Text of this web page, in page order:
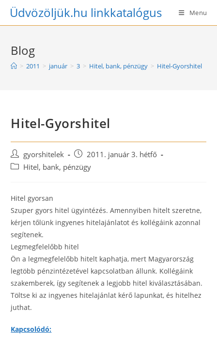
SkipÜdvözöljük.hu linkkatalógus Menu
Blog
> 2011 > január > 3 > Hitel, bank, pénzügy > Hitel-Gyorshitel
Hitel-Gyorshitel
Post
author:
gyorshitelek
Post
published:
2011. január 3. hétfő
PostHitel, bank, pénzügy
Hitel gyorsan
Szuper gyors hitel ügyintézés. Amennyiben hitelt szeretne,
kérjen tőlünk ingyenes hitelajánlatot és kollégáink azonnal
segítenek.
Legmegfelelőbb hitel
Ön a legmegfelelőbb hitelt kaphatja, mert Magyarország
legtöbb pénzintézetével kapcsolatban állunk. Kollégáink
szakemberek, így segítenek a legjobb hitel kiválasztásában.
Töltse ki az ingyenes hitelajánlat kérő lapunkat, és hitelhez
juthat.
Kapcsolódó: